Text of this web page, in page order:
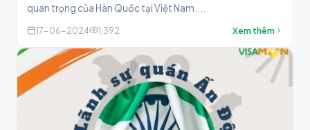
quan trọng của Hàn Quốc tại Việt Nam....
17-06-2024 1,392 Xem thêm